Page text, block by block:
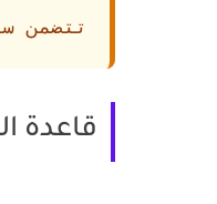
تتضمن
قاعدة الـ 80/20: سر البشرية في نصوص الذكاء